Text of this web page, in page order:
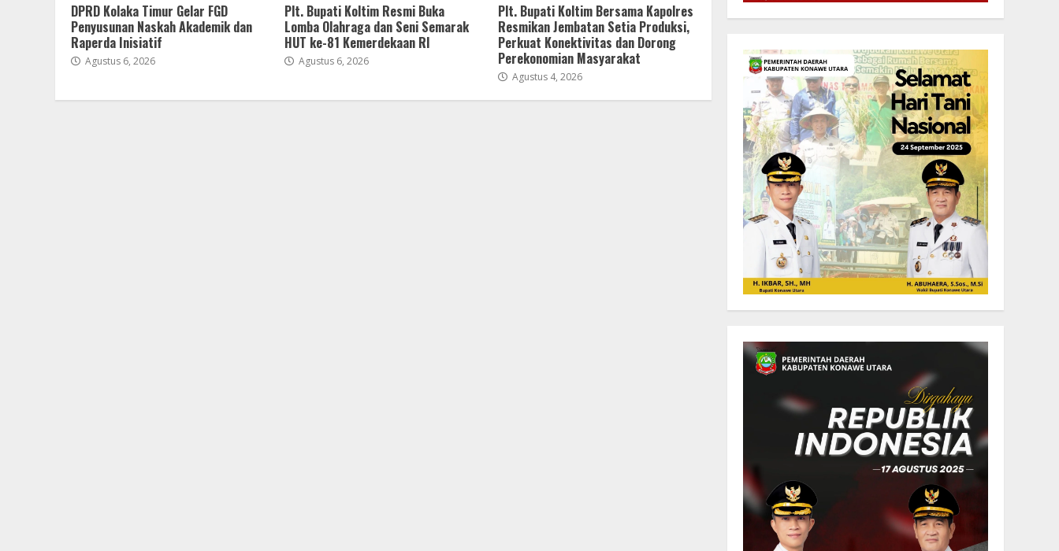
DPRD Kolaka Timur Gelar FGD
Penyusunan Naskah Akademik dan
Raperda Inisiatif
Agustus 6, 2026
Plt. Bupati Koltim Resmi Buka
Lomba Olahraga dan Seni Semarak
HUT ke-81 Kemerdekaan RI
Agustus 6, 2026
Plt. Bupati Koltim Bersama Kapolres
Resmikan Jembatan Setia Produksi,
Perkuat Konektivitas dan Dorong
Perekonomian Masyarakat
Agustus 4, 2026